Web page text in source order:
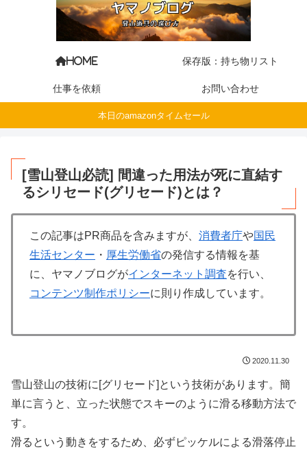
HOME 保存版：持ち物リスト
仕事を依頼 お問い合わせ
本日のamazonタイムセール
[雪山登山必読] 間違った用法が死に直結す
るシリセード(グリセード)とは？
この記事はPR商品を含みますが、 消費者庁や国民
生活センター ・ 厚生労働省の発信する情報を基
に、ヤマノブログがインターネット調査を行い、
コンテンツ制作ポリシーに則り作成しています。
2020.11.30
雪山登山の技術に[グリセード]という技術があります。簡
単に言うと、立った状態でスキーのように滑る移動方法で
す。
滑るという動きをするため、必ずピッケルによる滑落停止